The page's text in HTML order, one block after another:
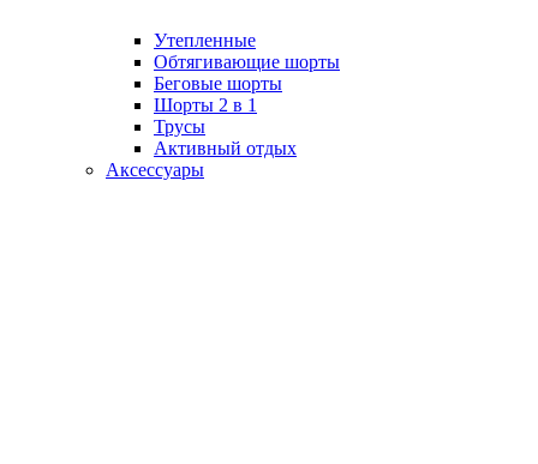
Утепленные
Обтягивающие шорты
Беговые шорты
Шорты 2 в 1
Трусы
Активный отдых
Аксессуары